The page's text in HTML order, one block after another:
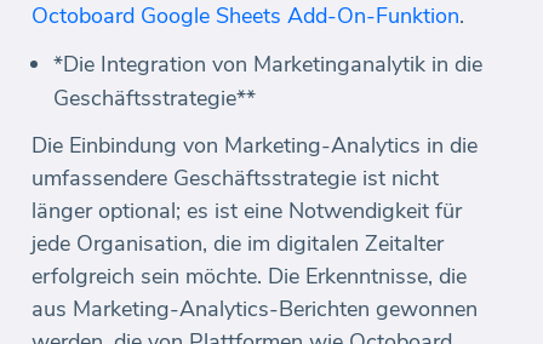
Octoboard Google Sheets Add-On-Funktion.
*Die Integration von Marketinganalytik in die
Geschäftsstrategie**
Die Einbindung von Marketing-Analytics in die
umfassendere Geschäftsstrategie ist nicht
länger optional; es ist eine Notwendigkeit für
jede Organisation, die im digitalen Zeitalter
erfolgreich sein möchte. Die Erkenntnisse, die
aus Marketing-Analytics-Berichten gewonnen